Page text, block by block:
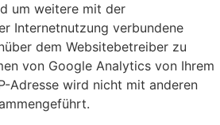
um weitere mit der
Internetnutzung verbundene
dem Websitebetreiber zu
von Google Analytics von Ihrem
Adresse wird nicht mit anderen